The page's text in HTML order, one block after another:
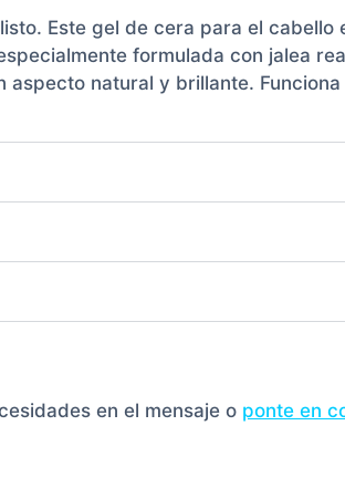
Este gel de cera para el
formulada con jalea
natural y brillante.
en el mensaje o ponte en